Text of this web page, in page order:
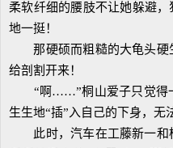
柔软纤细的腰肢不让她躲避
地一挺！
那硬硕而粗糙的大龟头硬
给剖割开来！
“啊……”桐山爱子只觉得一
生生地“插”入自己的下身，无
此时，汽车在工藤新一和